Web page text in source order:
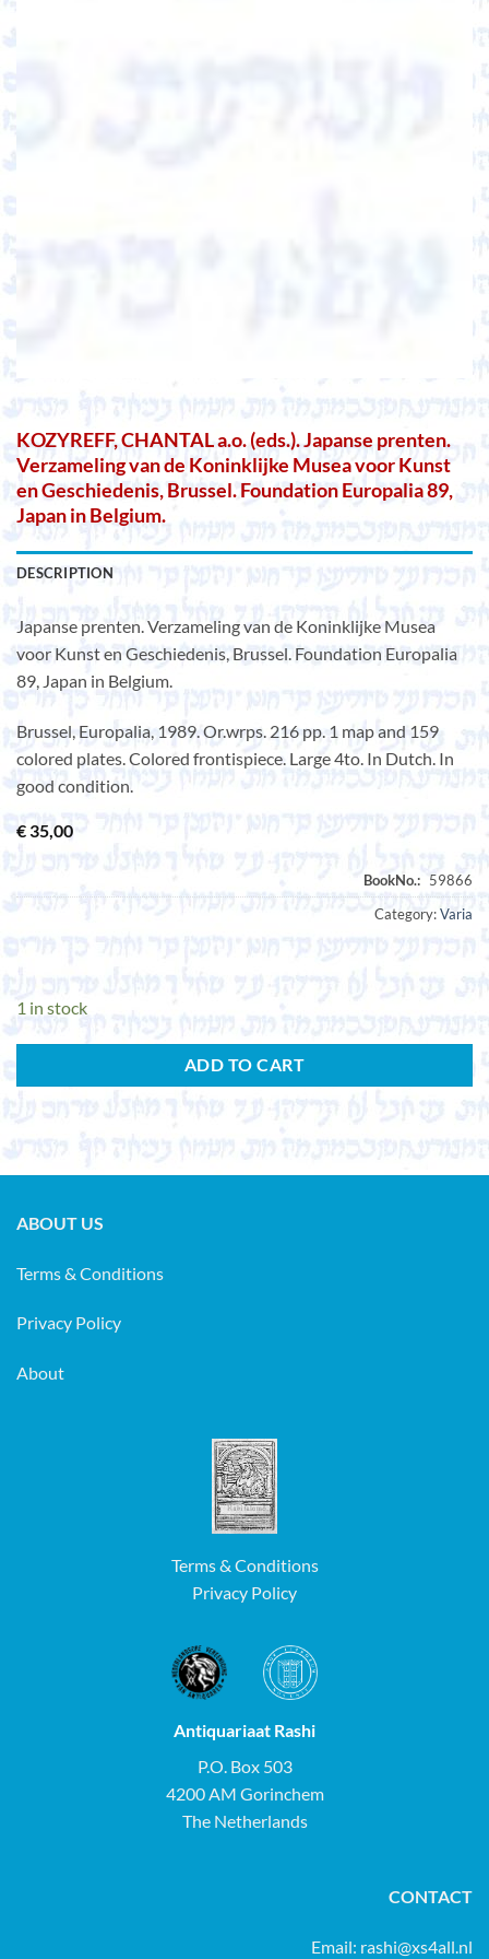
KOZYREFF, CHANTAL a.o. (eds.). Japanse prenten.
Verzameling van de Koninklijke Musea voor Kunst
en Geschiedenis, Brussel. Foundation Europalia 89,
Japan in Belgium.
DESCRIPTION
Japanse prenten. Verzameling van de Koninklijke Musea
voor Kunst en Geschiedenis, Brussel. Foundation Europalia
89, Japan in Belgium.
Brussel, Europalia, 1989. Or.wrps. 216 pp. 1 map and 159
colored plates. Colored frontispiece. Large 4to. In Dutch. In
good condition.
€35,00
Category:Varia
1 in stock
ADD TO CART
ABOUT US
Terms & Conditions
Privacy Policy
About
Terms & Conditions
Privacy Policy
Antiquariaat Rashi
P.O. Box 503
4200 AM Gorinchem
The Netherlands
CONTACT
Email: rashi@xs4all.nl